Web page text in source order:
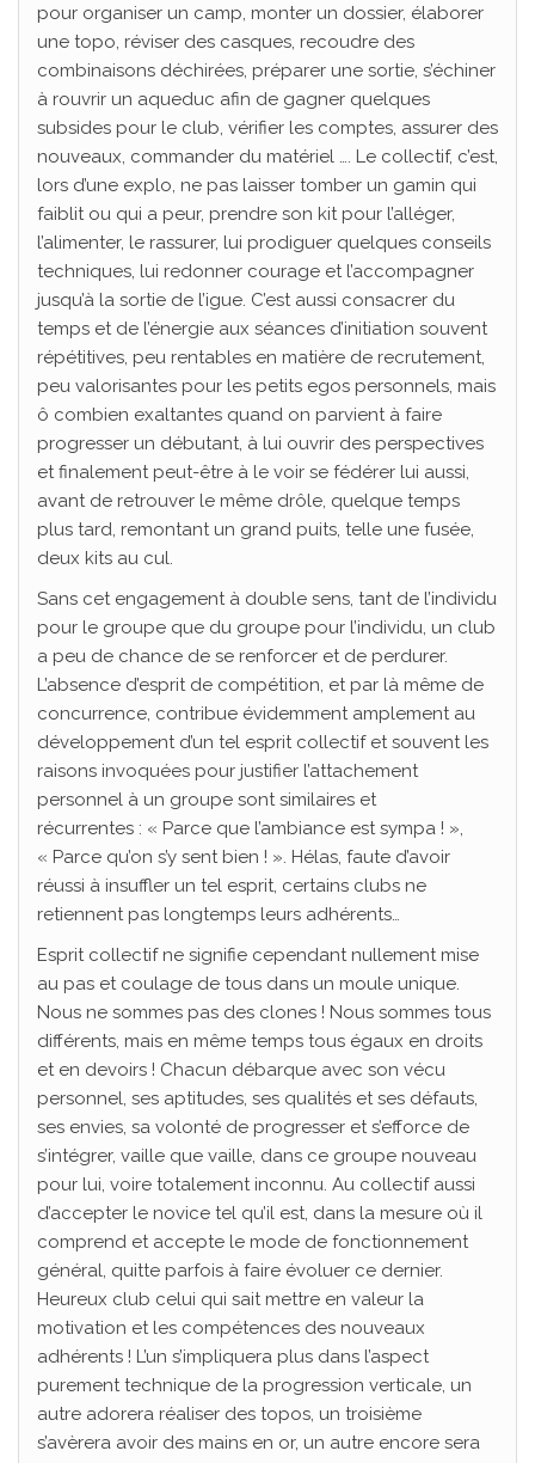
pour organiser un camp, monter un dossier, élaborer
une topo, réviser des casques, recoudre des
combinaisons déchirées, préparer une sortie, s’échiner
à rouvrir un aqueduc afin de gagner quelques
subsides pour le club, vérifier les comptes, assurer des
nouveaux, commander du matériel …. Le collectif, c’est,
lors d’une explo, ne pas laisser tomber un gamin qui
faiblit ou qui a peur, prendre son kit pour l’alléger,
l’alimenter, le rassurer, lui prodiguer quelques conseils
techniques, lui redonner courage et l’accompagner
jusqu’à la sortie de l’igue. C’est aussi consacrer du
temps et de l’énergie aux séances d’initiation souvent
répétitives, peu rentables en matière de recrutement,
peu valorisantes pour les petits egos personnels, mais
ô combien exaltantes quand on parvient à faire
progresser un débutant, à lui ouvrir des perspectives
et finalement peut-être à le voir se fédérer lui aussi,
avant de retrouver le même drôle, quelque temps
plus tard, remontant un grand puits, telle une fusée,
deux kits au cul.
Sans cet engagement à double sens, tant de l’individu
pour le groupe que du groupe pour l’individu, un club
a peu de chance de se renforcer et de perdurer.
L’absence d’esprit de compétition, et par là même de
concurrence, contribue évidemment amplement au
développement d’un tel esprit collectif et souvent les
raisons invoquées pour justifier l’attachement
personnel à un groupe sont similaires et
récurrentes : « Parce que l’ambiance est sympa ! »,
« Parce qu’on s’y sent bien ! ». Hélas, faute d’avoir
réussi à insuffler un tel esprit, certains clubs ne
retiennent pas longtemps leurs adhérents…
Esprit collectif ne signifie cependant nullement mise
au pas et coulage de tous dans un moule unique.
Nous ne sommes pas des clones ! Nous sommes tous
différents, mais en même temps tous égaux en droits
et en devoirs ! Chacun débarque avec son vécu
personnel, ses aptitudes, ses qualités et ses défauts,
ses envies, sa volonté de progresser et s’efforce de
s’intégrer, vaille que vaille, dans ce groupe nouveau
pour lui, voire totalement inconnu. Au collectif aussi
d’accepter le novice tel qu’il est, dans la mesure où il
comprend et accepte le mode de fonctionnement
général, quitte parfois à faire évoluer ce dernier.
Heureux club celui qui sait mettre en valeur la
motivation et les compétences des nouveaux
adhérents ! L’un s’impliquera plus dans l’aspect
purement technique de la progression verticale, un
autre adorera réaliser des topos, un troisième
s’avèrera avoir des mains en or, un autre encore sera